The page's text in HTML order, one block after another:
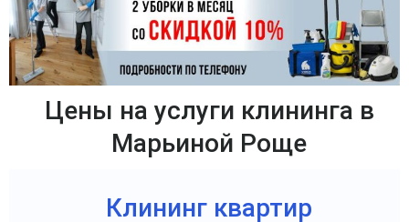
Цены на услуги клининга в
Марьиной Роще
Клининг квартир